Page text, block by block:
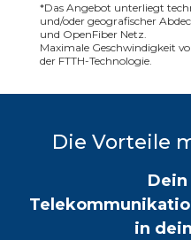
*Das Angebot unterliegt
und/oder geografischer
und OpenFiber Netz.
Maximale Geschwindigkeit
der FTTH-Technologie.
Die Vorteile
in